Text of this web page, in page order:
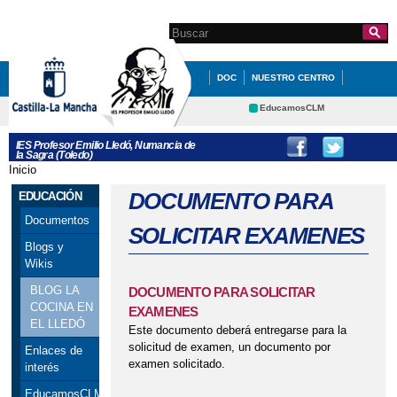
contenido
principal
Formulario de
búsqueda
Search this site
DOC NUESTRO CENTRO
SECRETARÍA EDUCACIÓN
INFÓRMATE
ERASMUS + CONSEJO ESCOLAR
CARNET CUERPO SANO Y DESAYUNOS
SALUDABLES
PROYECTOS PROYECTOS
VIAJE A LA NIEVE: ANDORRA ENERO
EducamosCLM
Portal Educación
IES Profesor Emilio Lledó, Numancia de
la Sagra (Toledo)
Se encuentra usted aquí
Inicio
EDUCACIÓN
Documentos
Blogs y
Wikis
BLOG LA
COCINA EN
EL LLEDÓ
Enlaces de
interés
EducamosCLM:
DOCUMENTO PARA
SOLICITAR EXAMENES
DOCUMENTO PARA SOLICITAR
EXAMENES
Este documento deberá entregarse para la
solicitud de examen, un documento por
examen solicitado.